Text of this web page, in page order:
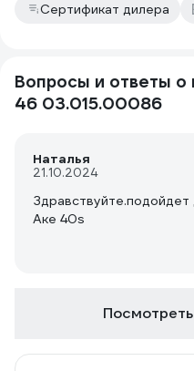
Сертификат дилера
Вопросы и ответы о
46 03.015.00086
Наталья
21.10.2024
Аке 40s